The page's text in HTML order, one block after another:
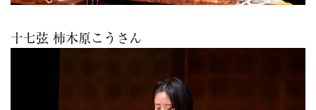
十七弦 柿木原こうさん